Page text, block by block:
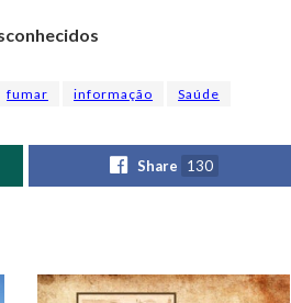
fumar informação Saúde
Share 130